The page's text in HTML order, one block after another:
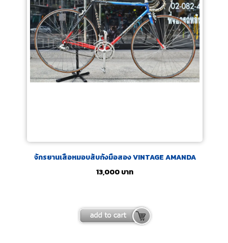
จักรยานเสือหมอบสับถังมือสอง VINTAGE AMANDA
13,000บาท